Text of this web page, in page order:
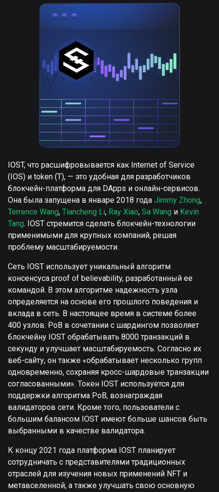
IOST, что расшифровывается как Internet of Service
(IOS) и token (T), — это удобная для разработчиков
блокчейн-платформа для DApps и онлайн-сервисов.
Она была запущена в январе 2018 года Jimmy Zhong,
Terrence Wang, Tiancheng Li, Ray Xiao, Sa Wang и Kevin
Tang. IOST стремится сделать блокчейн-технологии
применимыми для крупных компаний, решая
проблему масштабируемости.
Сеть IOST использует уникальный алгоритм
консенсуса proof of believability, разработанный ее
командой. В этом алгоритме надежность узла
определяется на основе его прошлого поведения и
вклада в сеть. В настоящее время в системе более
400 узлов. PoB в сочетании с шардингом позволяет
блокчейну IOST обрабатывать 8000 транзакций в
секунду и улучшает масштабируемость. Согласно их
веб-сайту, он также «обрабатывает несколько групп
одновременно, сохраняя кросс-шардовые транзакции
согласованными». Токен IOST используется для
поддержки алгоритма PoB, вознаграждая
валидаторов сети. Кроме того, пользователи с
большим балансом IOST имеют больше шансов быть
выбранными в качестве валидатора.
К концу 2021 года платформа IOST планирует
сотрудничать с представителями традиционных
отраслей для изучения новых применений NFT и
метавселенной, а также улучшать свою основную